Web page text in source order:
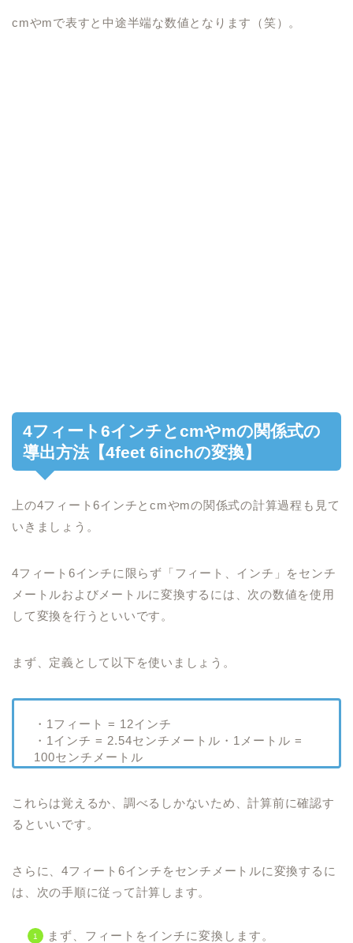
cmやmで表すと中途半端な数値となります（笑）。
4フィート6インチとcmやmの関係式の
導出方法【4feet 6inchの変換】
上の4フィート6インチとcmやmの関係式の計算過程も見て
いきましょう。
4フィート6インチに限らず「フィート、インチ」をセンチ
メートルおよびメートルに変換するには、次の数値を使用
して変換を行うといいです。
まず、定義として以下を使いましょう。
・1フィート = 12インチ
・1インチ = 2.54センチメートル・1メートル =
100センチメートル
これらは覚えるか、調べるしかないため、計算前に確認す
るといいです。
さらに、4フィート6インチをセンチメートルに変換するに
は、次の手順に従って計算します。
まず、フィートをインチに変換します。